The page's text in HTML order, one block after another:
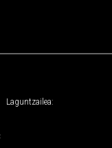
Laguntzailea: